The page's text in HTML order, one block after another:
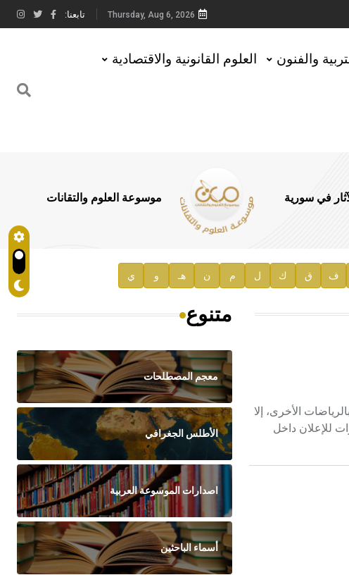
Thursday, Aug 6, 2026 تابعنا:
والفنون العلوم القانونية والاقتصادية
في سورية موسوعة العلوم والتقانات
ف ق ك ل م ن هـ و ي
الأخرى، إلا
للإعلان داخل
متنوع
معجم المصطلحات
الأطلس الجغرافي
اصدارات الموسوعة العربية
أسماء الباحثين